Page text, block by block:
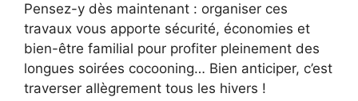
Pensez-y dès maintenant : organiser ces
travaux vous apporte sécurité, économies et
bien-être familial pour profiter pleinement des
longues soirées cocooning… Bien anticiper, c’est
traverser allègrement tous les hivers !